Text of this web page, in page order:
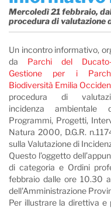
Mercoledì 21 febbraio,
procedura di valutazione
Un incontro informativo,
da Parchi del
Gestione per i
Biodiversità Emilia
procedura di
incidenza ambientale
Programmi, Progetti,
Natura 2000, D.G.R.
sulla Valutazione di
Questo l’oggetto
di categoria e Ordini
febbraio dalle ore 10.30
dell'Amministrazione
Per illustrare la direttiva e